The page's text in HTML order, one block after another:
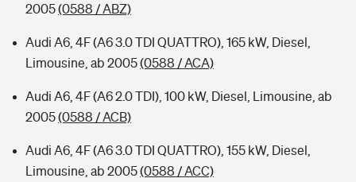
2005(0588 / ABZ)
Audi A6, 4F (A6 3.0 TDI QUATTRO), 165 kW, Diesel,
Limousine, ab 2005(0588 / ACA)
Audi A6, 4F (A6 2.0 TDI), 100 kW, Diesel, Limousine, ab
2005(0588 / ACB)
Audi A6, 4F (A6 3.0 TDI QUATTRO), 155 kW, Diesel,
Limousine, ab 2005(0588 / ACC)